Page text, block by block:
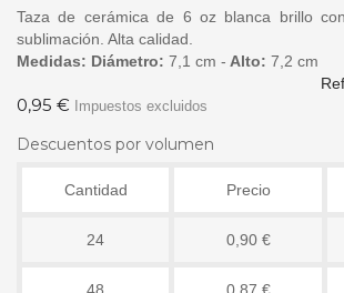
Taza de cerámica de 6 oz blanca brillo
sublimación. Alta calidad.
Medidas: Diámetro: 7,1 cm - Alto: 7,2 cm
0,95 € Impuestos excluidos
Descuentos por volumen
Cantidad Precio
24 0,90 €
48 0,87 €